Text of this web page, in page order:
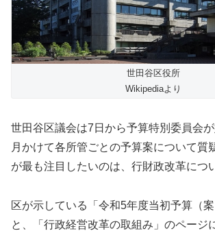
世田谷区役所
Wikipediaより
世田谷区議会は7日から予算特別委員会
月かけて各所管ごとの予算案について質
が最も注目したいのは、行財政改革につ
区が示している「令和5年度当初予算（
と、「行政経営改革の取組み」のページ